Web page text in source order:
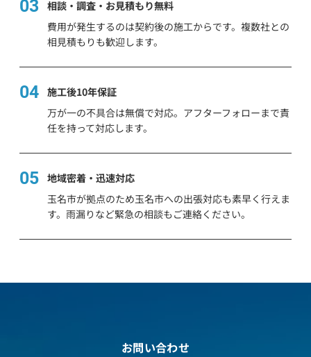
03
相談・調査・お見積もり無料
費用が発生するのは契約後の施工からです。複数社との
相見積もりも歓迎します。
04
施工後10年保証
万が一の不具合は無償で対応。アフターフォローまで責
任を持って対応します。
05
地域密着・迅速対応
玉名市が拠点のため玉名市への出張対応も素早く行えま
す。雨漏りなど緊急の相談もご連絡ください。
お問い合わせ